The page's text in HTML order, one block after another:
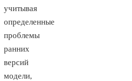
учитывая
определенные
проблемы
ранних
версий
модели,